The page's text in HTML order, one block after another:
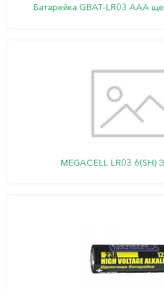
Батарейка GBAT-LR03 AAA
MEGACELL LR03 6(SH)